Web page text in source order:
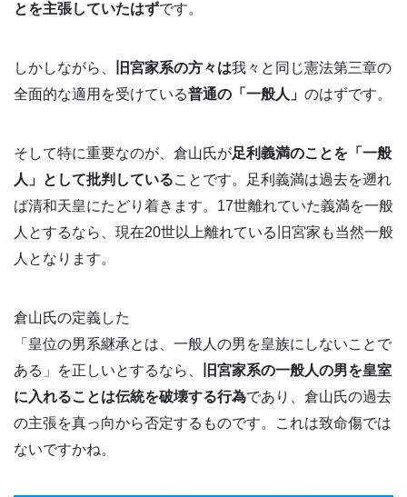
とを主張していたはずです。
しかしながら、 旧宮家系の方々は我々と同じ憲法第三章の
全面的な適用を受けている普通の「一般人」 のはずです。
そして特に重要なのが、倉山氏が足利義満のことを「一般
人」として批判していることです。足利義満は過去を遡れ
ば清和天皇にたどり着きます。17世離れていた義満を一般
人とするなら、現在20世以上離れている旧宮家も当然一般
人となります。
倉山氏の定義した
「皇位の男系継承とは、一般人の男を皇族にしないことで
ある」を正しいとするなら、
旧宮家系の一般人の男を皇室
に入れることは伝統を破壊する行為であり、倉山氏の過去
の主張を真っ向から否定するものです。これは致命傷では
ないですかね。